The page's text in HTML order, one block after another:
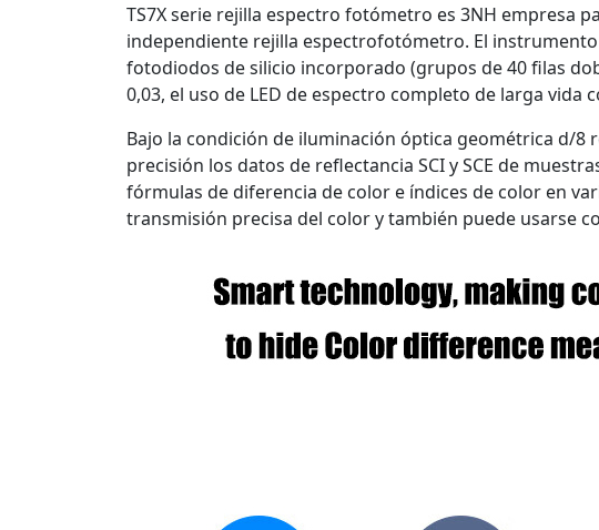
TS7X serie rejilla espectro fotómetro es 3NH empresa
independiente rejilla espectrofotómetro. El
fotodiodos de silicio incorporado (grupos de 40 filas
0,03, el uso de LED de espectro completo de larga
Bajo la condición de iluminación óptica geométrica d/8
precisión los datos de reflectancia SCI y SCE de
fórmulas de diferencia de color e índices de color en
transmisión precisa del color y también puede usarse